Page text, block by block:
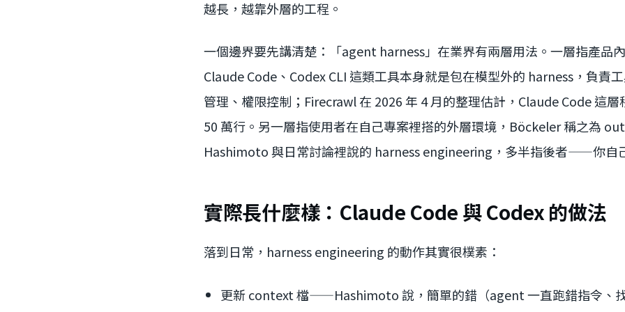
越長，越靠外層的工程。
一個邊界要先講清楚：「agent harness」在業界有兩層用法。一層指產
Claude Code、Codex CLI 這類工具本身就是包在模型外的 harness，負責
管理、權限控制；Firecrawl 在 2026 年 4 月的整理估計，Claude Code 這
50 萬行。另一層指使用者在自己專案裡搭的外層環境，Böckeler 稱之為
Hashimoto 與日常討論裡說的 harness engineering，多半指後者——你自
實際長什麼樣：Claude Code 與 Codex 的做法
落到日常，harness engineering 的動作其實很樸素：
更新 context 檔——Hashimoto 說，簡單的錯（agent 一直跑錯指令、